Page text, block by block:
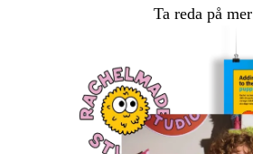
Ta reda på mer